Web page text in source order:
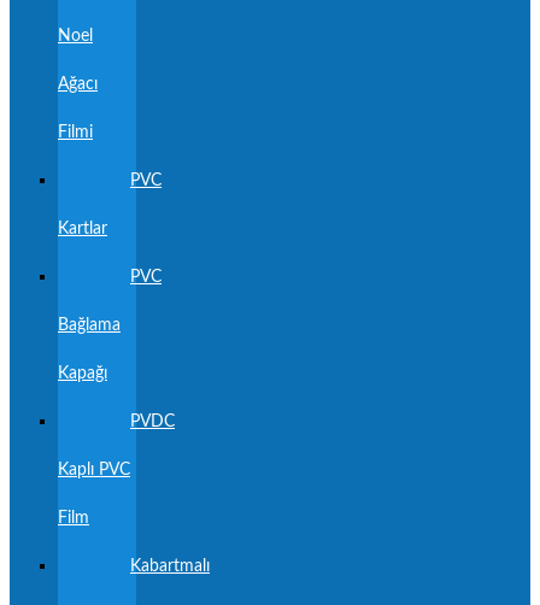
Noel
Ağacı
Filmi
PVC
Kartlar
PVC
Bağlama
Kapağı
PVDC
Kaplı PVC
Film
Kabartmalı